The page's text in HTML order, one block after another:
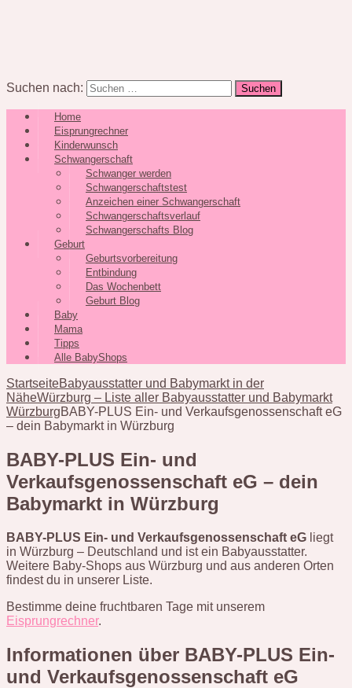
Suchen nach:
Home
Eisprungrechner
Kinderwunsch
Schwangerschaft
Schwanger werden
Schwangerschaftstest
Anzeichen einer Schwangerschaft
Schwangerschaftsverlauf
Schwangerschafts Blog
Geburt
Geburtsvorbereitung
Entbindung
Das Wochenbett
Geburt Blog
Baby
Mama
Tipps
Alle BabyShops
StartseiteBabyausstatter und Babymarkt in der
NäheWürzburg – Liste aller Babyausstatter und Babymarkt
WürzburgBABY-PLUS Ein- und Verkaufsgenossenschaft eG
– dein Babymarkt in Würzburg
BABY-PLUS Ein- und
Verkaufsgenossenschaft eG – dein
Babymarkt in Würzburg
BABY-PLUS Ein- und Verkaufsgenossenschaft eG liegt
in Würzburg – Deutschland und ist ein Babyausstatter.
Weitere Baby-Shops aus Würzburg und aus anderen Orten
findest du in unserer Liste.
Bestimme deine fruchtbaren Tage mit unserem
Eisprungrechner.
Informationen über BABY-PLUS Ein-
und Verkaufsgenossenschaft eG